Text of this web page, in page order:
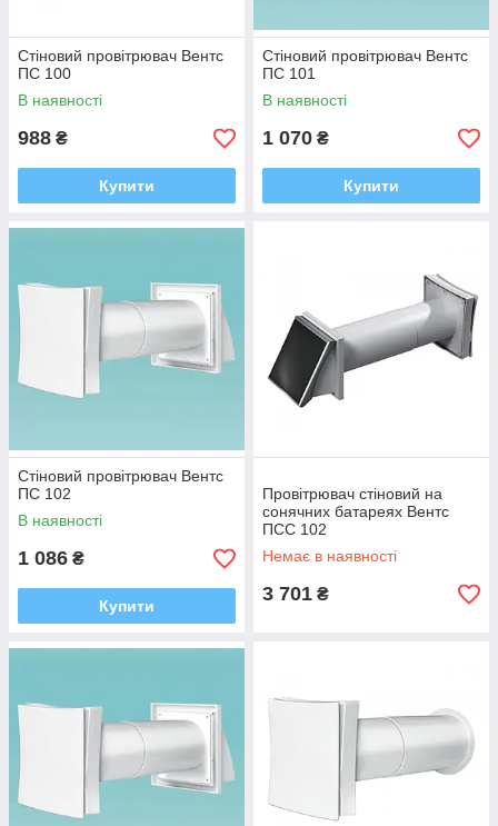
Стіновий провітрювач Вентс
ПС 100
В наявності
988 ₴
Купити
Стіновий провітрювач Вентс
ПС 101
В наявності
1 070 ₴
Купити
Стіновий провітрювач Вентс
ПС 102
В наявності
1 086 ₴
Купити
Провітрювач стіновий на
сонячних батареях Вентс
ПСС 102
Немає в наявності
3 701 ₴